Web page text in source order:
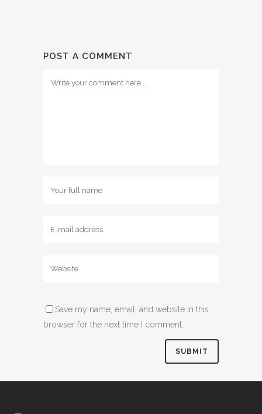
POST A COMMENT
Save my name, email, and website in this
browser for the next time I comment.